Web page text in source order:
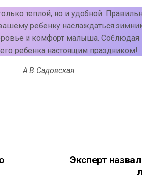
теплой, но и удобной.
ребенку наслаждаться
и комфорт малыша.
ребенка настоящим праздником!
Эксперт